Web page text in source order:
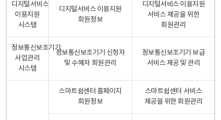
디지털서비스
이용지원
시스템
디지털서비스 이용지원
회원정보
디지털서비스 이용지원
서비스 제공을 위한
회원관리
정보통신보조기기
사업관리
시스템
정보통신보조기기 신청자
및 수혜자 회원관리
정보통신보조기기 보급
서비스 제공 및 관리
스마트쉼센터 홈페이지
회원정보
스마트쉼센터 서비스
제공을 위한 회원관리